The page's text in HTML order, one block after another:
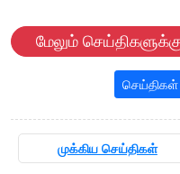
மேலும்
செய்திகள்
முக்கிய செய்திகள்